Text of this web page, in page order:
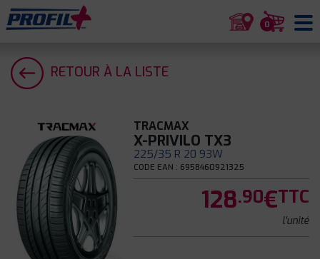
0
RETOUR À LA LISTE
TRACMAX
X-PRIVILO TX3
225/35 R 20 93W
CODE EAN : 6958460921325
128.90€TTC
l'unité